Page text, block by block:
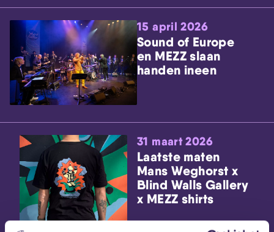
15 april 2026
Sound of Europe
en MEZZ slaan
handen ineen
31 maart 2026
Laatste maten
Mans Weghorst x
Blind Walls Gallery
x MEZZ shirts